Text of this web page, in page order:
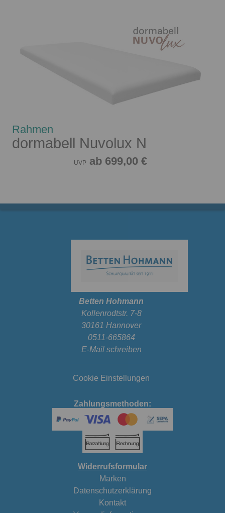
Rahmen
dormabell Nuvolux N
UVP ab 699,00 €
Betten Hohmann
Kollenrodtstr. 7-8
30161 Hannover
0511-665864
E-Mail schreiben
Cookie Einstellungen
Zahlungsmethoden:
Widerrufsformular
Marken
Datenschutzerklärung
Kontakt